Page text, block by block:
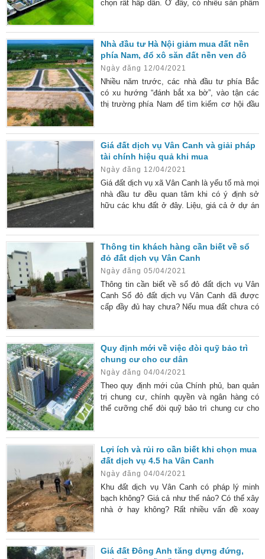
chọn rất hấp dẫn. Ở đây, có nhiều sản phẩm
Nhà liền kề khu đô thị HUD Mê Linh Central
Khu đô thị HUD Mê Linh Central hiện sở hữu
362 lô nhà liền kề. Mỗi
Nhà đầu tư Hà Nội giảm mua đất nền
phía Nam, đổ xô săn đất nền ven đô
Ngày đăng 12/04/2021
Nhiều năm trước, các nhà đầu tư phía Bắc
có xu hướng “đánh bắt xa bờ”, vào tận các
thị trường phía Nam để tìm kiếm cơ hội đầu
đất nền ven đô các tỉnh vệ tinh và vùng ven
thủ đô. Những biến chuyển của giới đầu tư
Sau giai đoạn khủng hoảng bất động sản
2008-2010, phía Nam nhanh chóng
Giá đất dịch vụ Vân Canh và giải pháp
tài chính hiệu quả khi mua
Ngày đăng 12/04/2021
Giá đất dịch vụ xã Vân Canh là yếu tố mà mọi
nhà đầu tư đều quan tâm khi có ý định sở
hữu các khu đất ở đây. Liệu, giá cả ở dự án
tài chính hiệu quả khi mua đất dịch vụ Vân
Canh Mua đất dịch vụ Vân Canh cần phải có
tài chính không nhỏ.
Thông tin khách hàng cần biết về sổ
đỏ đất dịch vụ Vân Canh
Ngày đăng 05/04/2021
Thông tin cần biết về sổ đỏ đất dịch vụ Vân
Canh Sổ đỏ đất dịch vụ Vân Canh đã được
cấp đầy đủ hay chưa? Nếu mua đất chưa có
quan đến giấy tờ đất này. Vai trò của sổ đỏ
đất dịch vụ Vân Canh Sổ đỏ đất dịch vụ Vân
Canh chính là Giấy chứng nhận quyền sử
Quy định mới về việc đòi quỹ bảo trì
chung cư cho cư dân
Ngày đăng 04/04/2021
Theo quy định mới của Chính phủ, ban quản
trị chung cư, chính quyền và ngân hàng có
thể cưỡng chế đòi quỹ bảo trì chung cư cho
Lợi ích và rủi ro cần biết khi chọn mua
đất dịch vụ 4.5 ha Vân Canh
Ngày đăng 04/04/2021
Khu đất dịch vụ Vân Canh có pháp lý minh
bạch không? Giá cả như thế nảo? Có thể xây
nhà ở hay không? Rất nhiều vấn đề xoay
sẻ một vài thông tin quan trọng để bạn tham
Giá đất Đông Anh tăng dựng đứng,